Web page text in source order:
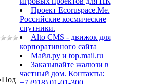
Проект Ecoruspace.Me.
Российские космические
спутники.
Alto CMS - движок для
корпоративного сайта
Майл.ру и top.mail.ru
Заказывайте жалюзи в
частный дом. Контакты: